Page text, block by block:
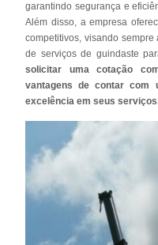
garantindo segurança e
Além disso, a empresa
competitivos, visando
de serviços de guindaste
solicitar uma cotação
vantagens de contar com
excelência em seus